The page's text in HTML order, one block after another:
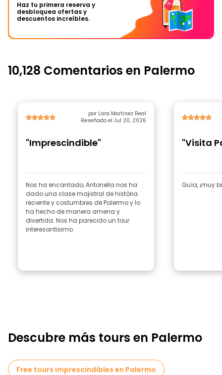
Haz tu primera reserva y
desbloquea ofertas y
descuentos increíbles.
10,128 Comentarios en Palermo
por Lara Martinez Real
Reseñado el Jul 20, 2026
"Imprescindible"
Nos ha encantado, Antonella nos ha
dado una clase majistral de història
reciente y costumbres de Palermo y lo
ha hecho de manera amena y
divertida. Nos ha parecido un tour
interesantisimo.
"Visita
Guía, ¡muy
Descubre más tours en Palermo
Free tours imprescindibles en Palermo